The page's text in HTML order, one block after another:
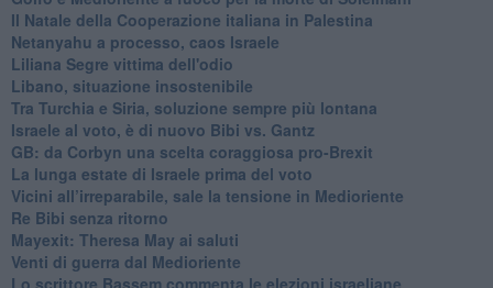
Il Natale della Cooperazione italiana in Palestina
Netanyahu a processo, caos Israele
Liliana Segre vittima dell'odio
Libano, situazione insostenibile
Tra Turchia e Siria, soluzione sempre più lontana
Israele al voto, è di nuovo Bibi vs. Gantz
GB: da Corbyn una scelta coraggiosa pro-Brexit
La lunga estate di Israele prima del voto
Vicini all’irreparabile, sale la tensione in Medioriente
Re Bibi senza ritorno
Mayexit: Theresa May ai saluti
Venti di guerra dal Medioriente
Lo scrittore Bassem commenta le elezioni israeliane